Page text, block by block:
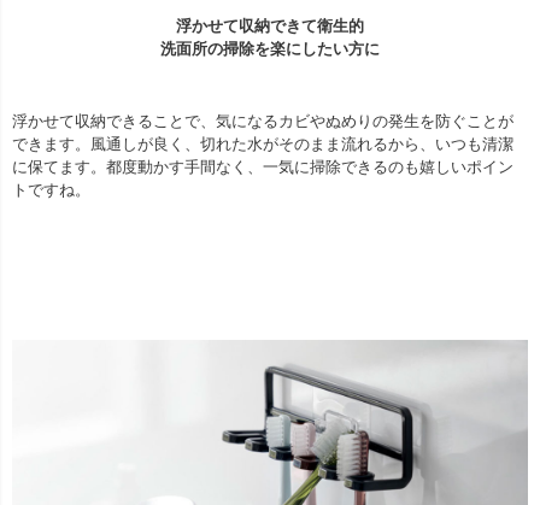
浮かせて収納できて衛生的
洗面所の掃除を楽にしたい方に
浮かせて収納できることで、気になるカビやぬめりの発生を防ぐことが
できます。風通しが良く、切れた水がそのまま流れるから、いつも清潔
に保てます。都度動かす手間なく、一気に掃除できるのも嬉しいポイン
トですね。